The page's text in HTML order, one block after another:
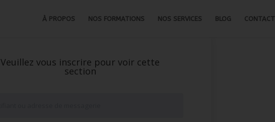
À PROPOS NOS FORMATIONS NOS SERVICES BLOG CONTACT
Veuillez vous inscrire pour voir cette
section